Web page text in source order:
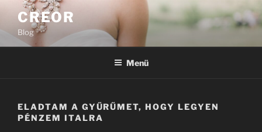
Tartalomhoz
CREOR
Blog
Menü
ELADTAM A GYŰRŰMET, HOGY LEGYEN
PÉNZEM ITALRA